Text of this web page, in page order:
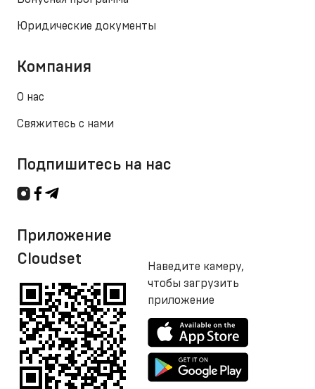
Юридические документы
Компания
О нас
Свяжитесь с нами
Подпишитесь на нас
Приложение
Cloudset
Наведите камеру,
чтобы загрузить
приложение